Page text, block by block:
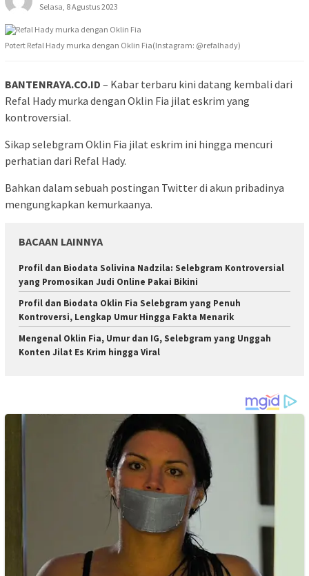
Selasa, 8 Agustus 2023
Potert Refal Hady murka dengan Oklin Fia(Instagram: @refalhady)
BANTENRAYA.CO.ID – Kabar terbaru kini datang kembali dari
Refal Hady murka dengan Oklin Fia jilat eskrim yang
kontroversial.
Sikap selebgram Oklin Fia jilat eskrim ini hingga mencuri
perhatian dari Refal Hady.
Bahkan dalam sebuah postingan Twitter di akun pribadinya
mengungkapkan kemurkaanya.
BACAAN LAINNYA
Profil dan Biodata Solivina Nadzila: Selebgram Kontroversial
yang Promosikan Judi Online Pakai Bikini
Profil dan Biodata Oklin Fia Selebgram yang Penuh
Kontroversi, Lengkap Umur Hingga Fakta Menarik
Mengenal Oklin Fia, Umur dan IG, Selebgram yang Unggah
Konten Jilat Es Krim hingga Viral